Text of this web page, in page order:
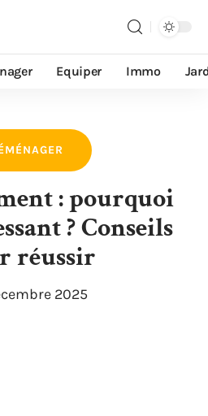
Equiper Immo
: pourquoi
? Conseils
réussir
2025